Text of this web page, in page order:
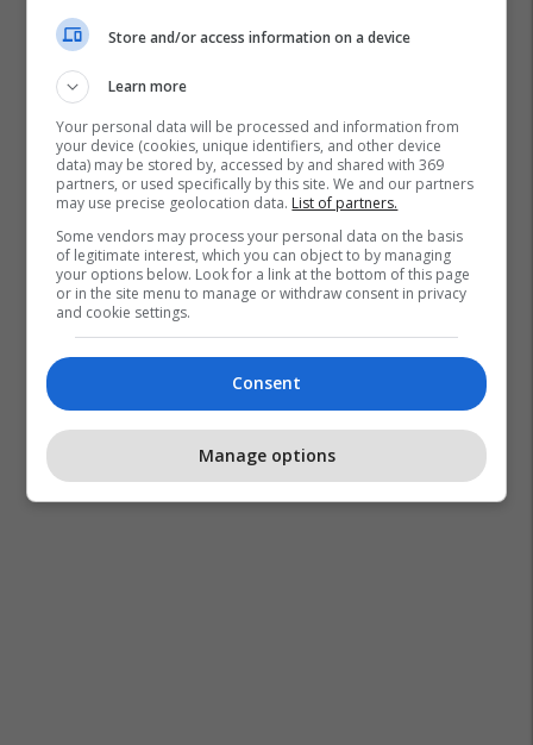
One Ui 8.5
Store and/or access information on a device
Learn more
Your personal data will be processed and information from
your device (cookies, unique identifiers, and other device
data) may be stored by, accessed by and shared with 369
partners, or used specifically by this site. We and our partners
may use precise geolocation data. List of partners.
Some vendors may process your personal data on the basis
of legitimate interest, which you can object to by managing
your options below. Look for a link at the bottom of this page
or in the site menu to manage or withdraw consent in privacy
and cookie settings.
Consent
Manage options